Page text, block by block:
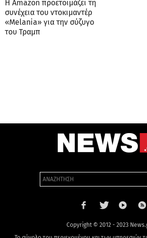
Η Amazon προετοιμάζει τη
συνέχεια του ντοκιμαντέρ
«Melania» για την σύζυγο
του Τραμπ
Copyright © 2012 - 2023